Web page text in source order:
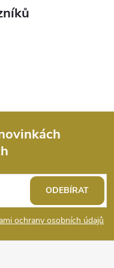
ochrany osobních údajů
ODEBÍRAT